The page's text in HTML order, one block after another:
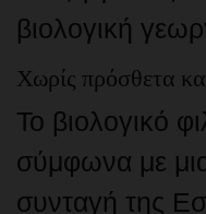
βιολογική
Χωρίς πρόσθετα
Το βιολογικό
σύμφωνα με
συνταγή της